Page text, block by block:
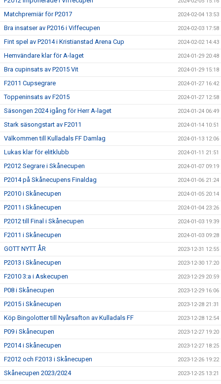
Matchpremiär för P2017 2024-02-04 13:53
Bra insatser av P2016 i Viffecupen 2024-02-03 17:58
Fint spel av P2014 i Kristianstad Arena Cup 2024-02-02 14:43
Hemvändare klar för A-laget 2024-01-29 20:48
Bra cupinsats av P2015 Vit 2024-01-29 15:18
F2011 Cupsegrare 2024-01-27 16:42
Toppeninsats av F2015 2024-01-27 12:58
Säsongen 2024 igång för Herr A-laget 2024-01-24 06:49
Stark säsongstart av F2011 2024-01-14 10:51
Välkommen till Kulladals FF Damlag 2024-01-13 12:06
Lukas klar för elitklubb 2024-01-11 21:51
P2012 Segrare i Skånecupen 2024-01-07 09:19
P2014 på Skånecupens Finaldag 2024-01-06 21:24
P2010 i Skånecupen 2024-01-05 20:14
P2011 i Skånecupen 2024-01-04 23:26
P2012 till Final i Skånecupen 2024-01-03 19:39
F2011 i Skånecupen 2024-01-03 09:28
GOTT NYTT ÅR 2023-12-31 12:55
P2013 i Skånecupen 2023-12-30 17:20
F2010 3:a i Askecupen 2023-12-29 20:59
P08 i Skånecupen 2023-12-29 16:06
P2015 i Skånecupen 2023-12-28 21:31
Köp Bingolotter till Nyårsafton av Kulladals FF 2023-12-28 12:54
P09 i Skånecupen 2023-12-27 19:20
P2014 i Skånecupen 2023-12-27 18:25
F2012 och F2013 i Skånecupen 2023-12-26 19:22
Skånecupen 2023/2024 2023-12-25 13:21